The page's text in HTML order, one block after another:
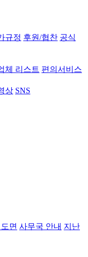
규정 후원/협찬 공식
체 리스트 편의서비스
상 SNS
면 사무국 안내 지난